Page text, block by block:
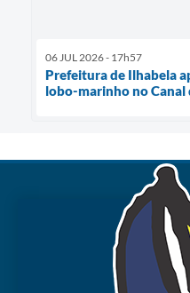
06 JUL 2026 - 17h57
Prefeitura de Ilhabela
lobo-marinho no Canal